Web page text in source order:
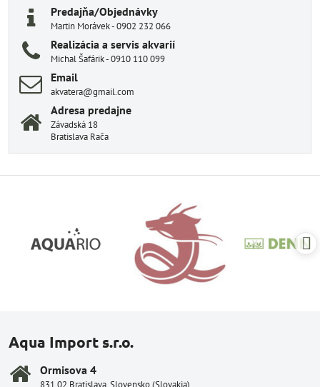
Predajňa/Objednávky
Martin Morávek - 0902 232 066
Realizácia a servis akvarií
Michal Šafárik - 0910 110 099
Email
akvatera@gmail.com
Adresa predajne
Závadská 18
Bratislava Rača
Aqua Import s.r.o.
Ormisova 4
831 02 Bratislava, Slovensko (Slovakia)